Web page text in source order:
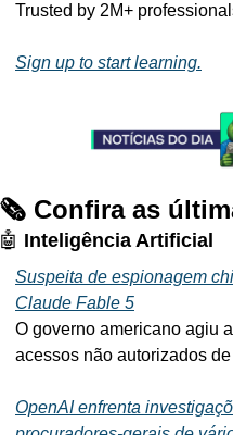
Trusted by 2M+
Sign up to start learning.
🗞️ Confira as
🤖 Inteligência Artificial
Suspeita de espionagem
Claude Fable 5
O governo americano agiu
acessos não autorizados
OpenAI enfrenta